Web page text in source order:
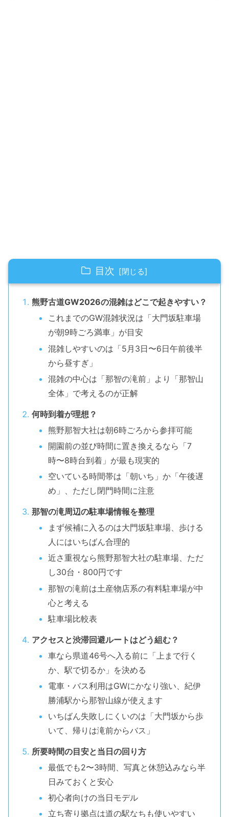
目次
熊野古道GW2026の混雑はどこで起きやすい？
これまでのGW混雑状況は「大門坂駐車場
が朝9時ごろ満車」が目安
混雑しやすいのは「5月3日〜6日午前後半
から昼すぎ」
混雑の中心は「那智の滝前」より「那智山
全体」で考えるのが正解
何時到着が理想？
熊野那智大社は朝6時ごろから参拝可能
開園前の並び時間に置き換えるなら「7
時〜8時台到着」が最も現実的
空いている時間帯は「朝いち」か「午後遅
め」、ただし閉門時間に注意
那智の滝周辺の駐車場情報を整理
まず候補に入るのは大門坂駐車場、歩ける
人にはいちばん合理的
近さ重視なら熊野那智大社の駐車場、ただ
し30台・800円です
那智の滝前は土産物店系の有料駐車場が中
心と考える
駐車場比較表
アクセスと渋滞回避ルートはどう組む？
車なら県道46号へ入る前に「上まで行く
か、駅で切るか」を決める
電車・バス利用はGWにかなり強い、紀伊
勝浦駅から那智山線が使えます
いちばん失敗しにくいのは「大門坂から歩
いて、帰りは滝前からバス」
所要時間の目安と当日の回り方
最低でも2〜3時間、写真と休憩込みなら半
日みておくと安心
初心者向けの当日モデル
立ち寄り拠点は道の駅なちも使いやすい